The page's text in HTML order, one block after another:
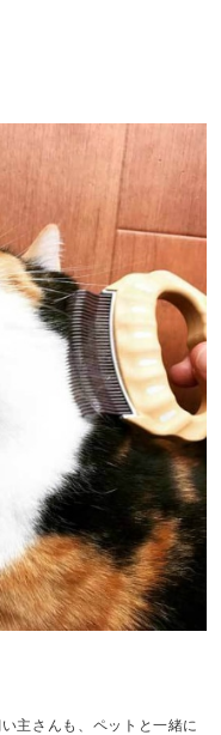
主さんも、ペットと一緒に